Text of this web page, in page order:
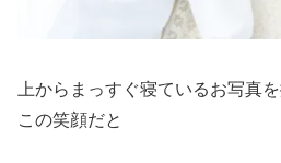
上からまっすぐ寝ているお写真
この笑顔だと